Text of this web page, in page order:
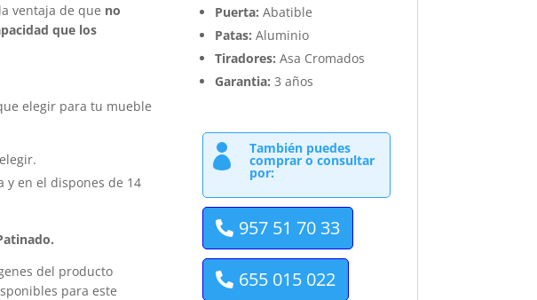
ventaja de que no
que los
elegir para tu mueble
y en el dispones de 14
del producto
para este
Puerta: Abatible
Patas: Aluminio
Tiradores: Asa Cromados
Garantia: 3 años
 También puedes
comprar o consultar
por:
957 51 70 33
655 015 022